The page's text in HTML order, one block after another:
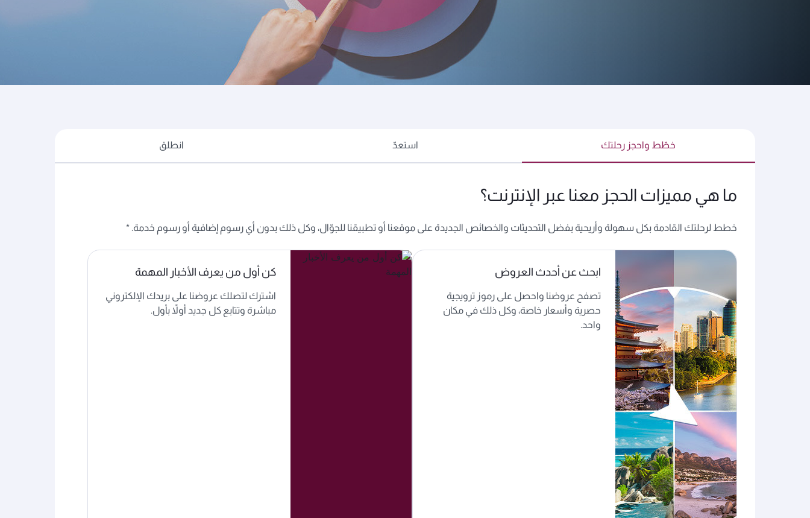
سواء كنت تفكر في وجهة معينة أو تودّ استكشاف الوجهات التي نسافر إليها، أو ترغب في الاستفادة من رصيد نقاط أفيوس، إليك بعض الأمثلة على المزايا العديدة التي تجعل من الحجز
خطّط واحجز رحلتك استعدّ انطلق
ما هي مميزات الحجز معنا عبر الإنترنت؟
خطط لرحلتك القادمة بكل سهولة وأريحية بفضل التحديثات والخصائص الجديدة على موقعنا أو تطبيقنا للجوّال، وكل ذلك بدون أي رسوم إضافية أو رسوم خدمة. *
ابحث عن أحدث العروض
تصفح عروضنا واحصل على رموز ترويجية
حصرية وأسعار خاصة، وكل ذلك في مكان
واحد.
كن أول من يعرف الأخبار المهمة
اشترك لتصلك عروضنا على بريدك الإلكتروني
مباشرة وتتابع كل جديد أولاً بأول.